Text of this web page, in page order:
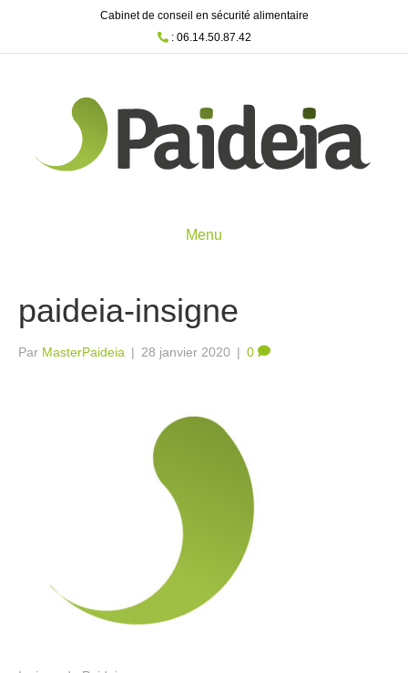
Cabinet de conseil en sécurité alimentaire
: 06.14.50.87.42
Menu
paideia-insigne
Par MasterPaideia | 28 janvier 2020 | 0